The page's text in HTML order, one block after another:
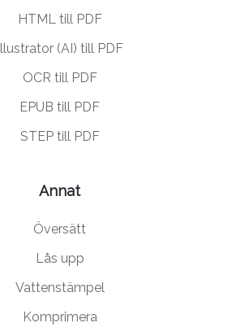
HTML till PDF
Illustrator (AI) till PDF
OCR till PDF
EPUB till PDF
STEP till PDF
Annat
Översätt
Lås upp
Vattenstämpel
Komprimera